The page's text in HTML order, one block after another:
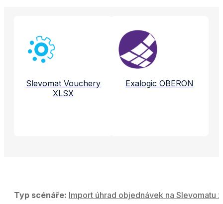
Propojené aplikace a služby
Slevomat Vouchery
XLSX
Exalogic OBERON
Typ scénáře: Import úhrad objednávek na Slevomatu